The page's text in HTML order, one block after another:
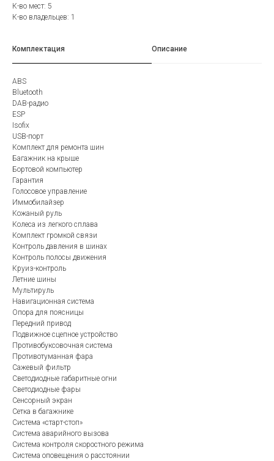
К-во мест: 5
К-во владельцев: 1
Комплектация Описание
ABS
Bluetooth
DAB-радио
ESP
Isofix
USB-порт
Комплект для ремонта шин
Багажник на крыше
Бортовой компьютер
Гарантия
Голосовое управление
Иммобилайзер
Кожаный руль
Колеса из легкого сплава
Комплект громкой связи
Контроль давления в шинах
Контроль полосы движения
Круиз-контроль
Летние шины
Мультируль
Навигационная система
Опора для поясницы
Передний привод
Подвижное сцепное устройство
Противобуксовочная система
Противотуманная фара
Сажевый фильтр
Светодиодные габаритные огни
Светодиодные фары
Сенсорный экран
Сетка в багажнике
Система «старт-стоп»
Система аварийного вызова
Система контроля скоростного режима
Система оповещения о расстоянии